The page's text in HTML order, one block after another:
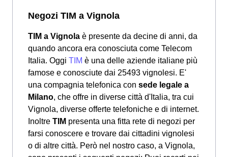
Negozi TIM a Vignola
TIM a Vignola è presente da decine di anni, da
quando ancora era conosciuta come Telecom
Italia. Oggi TIM è una delle aziende italiane più
famose e conosciute dai 25493 vignolesi. E'
una compagnia telefonica con sede legale a
Milano, che offre in diverse città d'Italia, tra cui
Vignola, diverse offerte telefoniche e di internet.
Inoltre TIM presenta una fitta rete di negozi per
farsi conoscere e trovare dai cittadini vignolesi
o di altre città. Però nel nostro caso, a Vignola,